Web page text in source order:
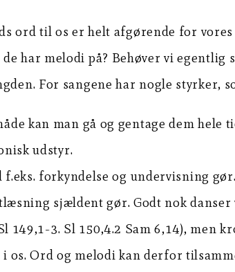
ord til os er helt afgørende for
har melodi på? Behøver vi egentlig
For sangene har nogle styrker,
kan man gå og gentage dem hele
udstyr.
forkyndelse og undervisning
sjældent gør. Godt nok
149,1-3. Sl 150,4.2 Sam 6,14), men
Ord og melodi kan derfor